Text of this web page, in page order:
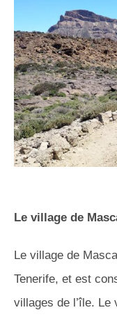
Le village de
Le village de
Tenerife, et est
villages de l’île. Le